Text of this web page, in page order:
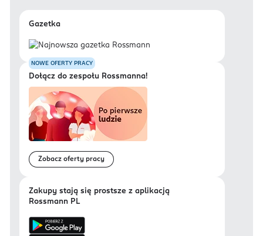
Gazetka
NOWE OFERTY PRACY
Dołącz do zespołu Rossmanna!
Zobacz oferty pracy
Zakupy stają się prostsze z aplikacją
Rossmann PL